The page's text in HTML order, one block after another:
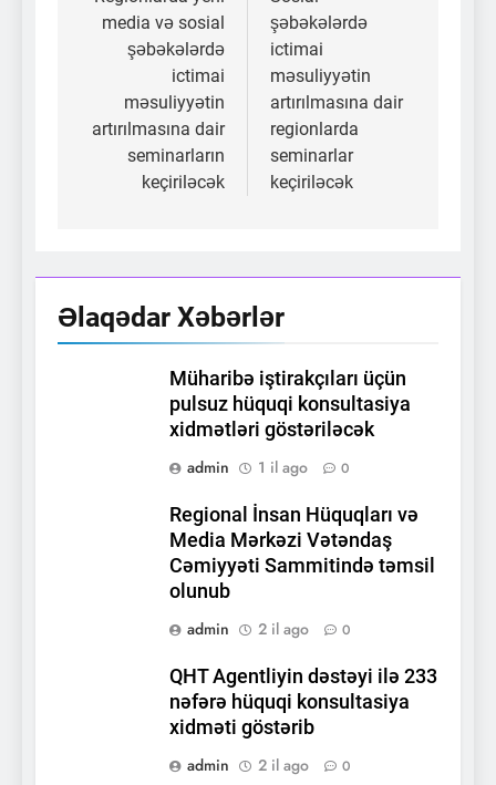
media və sosial
şəbəkələrdə
ictimai
məsuliyyətin
artırılmasına dair
seminarların
keçiriləcək
şəbəkələrdə
ictimai
məsuliyyətin
artırılmasına dair
regionlarda
seminarlar
keçiriləcək
Əlaqədar Xəbərlər
Müharibə iştirakçıları üçün
pulsuz hüquqi konsultasiya
xidmətləri göstəriləcək
admin
1 il ago 0
Regional İnsan Hüquqları və
Media Mərkəzi Vətəndaş
Cəmiyyəti Sammitində təmsil
olunub
admin
2 il ago 0
QHT Agentliyin dəstəyi ilə 233
nəfərə hüquqi konsultasiya
xidməti göstərib
admin
2 il ago 0